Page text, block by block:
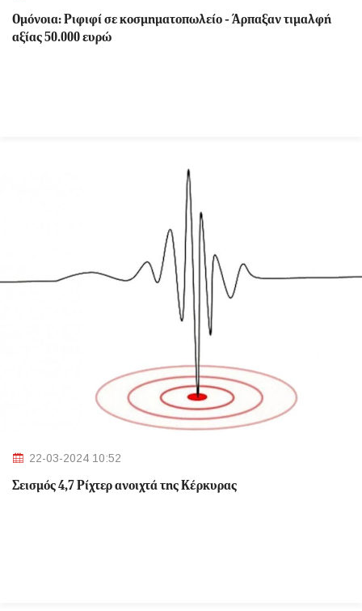
Ομόνοια: Ριφιφί σε κοσμηματοπωλείο - Άρπαξαν τιμαλφή
αξίας 50.000 ευρώ
22-03-2024 10:52
Σεισμός 4,7 Ρίχτερ ανοιχτά της Κέρκυρας